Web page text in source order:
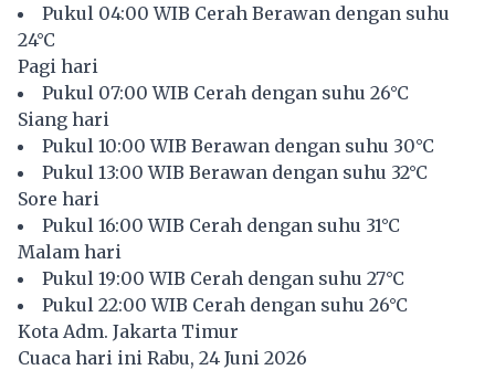
Pukul 04:00 WIB Cerah Berawan dengan suhu
24°C
Pagi hari
Pukul 07:00 WIB Cerah dengan suhu 26°C
Siang hari
Pukul 10:00 WIB Berawan dengan suhu 30°C
Pukul 13:00 WIB Berawan dengan suhu 32°C
Sore hari
Pukul 16:00 WIB Cerah dengan suhu 31°C
Malam hari
Pukul 19:00 WIB Cerah dengan suhu 27°C
Pukul 22:00 WIB Cerah dengan suhu 26°C
Kota Adm. Jakarta Timur
Cuaca hari ini Rabu, 24 Juni 2026